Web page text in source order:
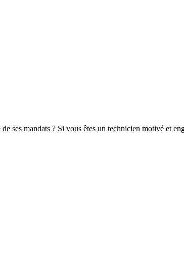
ses mandats ? Si vous êtes un technicien motivé et